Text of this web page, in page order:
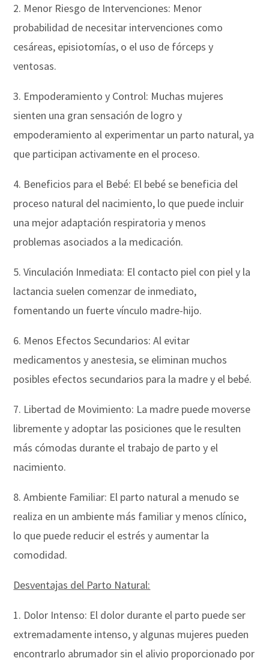
2. Menor Riesgo de Intervenciones: Menor
probabilidad de necesitar intervenciones como
cesáreas, episiotomías, o el uso de fórceps y
ventosas.
3. Empoderamiento y Control: Muchas mujeres
sienten una gran sensación de logro y
empoderamiento al experimentar un parto natural, ya
que participan activamente en el proceso.
4. Beneficios para el Bebé: El bebé se beneficia del
proceso natural del nacimiento, lo que puede incluir
una mejor adaptación respiratoria y menos
problemas asociados a la medicación.
5. Vinculación Inmediata: El contacto piel con piel y la
lactancia suelen comenzar de inmediato,
fomentando un fuerte vínculo madre-hijo.
6. Menos Efectos Secundarios: Al evitar
medicamentos y anestesia, se eliminan muchos
posibles efectos secundarios para la madre y el bebé.
7. Libertad de Movimiento: La madre puede moverse
libremente y adoptar las posiciones que le resulten
más cómodas durante el trabajo de parto y el
nacimiento.
8. Ambiente Familiar: El parto natural a menudo se
realiza en un ambiente más familiar y menos clínico,
lo que puede reducir el estrés y aumentar la
comodidad.
Desventajas del Parto Natural:
1. Dolor Intenso: El dolor durante el parto puede ser
extremadamente intenso, y algunas mujeres pueden
encontrarlo abrumador sin el alivio proporcionado por